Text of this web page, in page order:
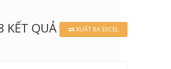
KẾT QUẢ XUẤT RA EXCEL